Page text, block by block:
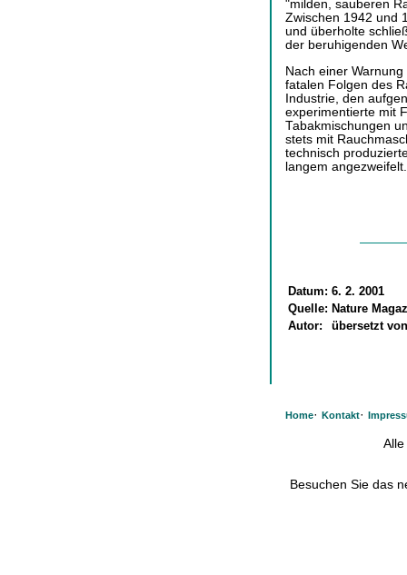
"milden, sauberen
Zwischen 1942 und
und überholte
der beruhigenden
Nach einer
fatalen Folgen des
Industrie, den
experimentierte mit
Tabakmischungen
stets mit
technisch
langem angezweifelt.
Datum: 6. 2. 2001
Quelle: Nature
Autor:
übersetzt
Home· Kontakt·
Besuchen Sie das